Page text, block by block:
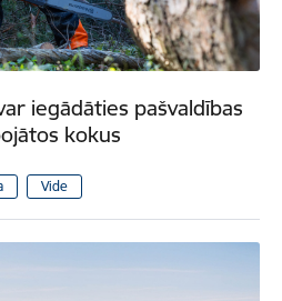
iegādāties pašvaldības
kokus
Vide